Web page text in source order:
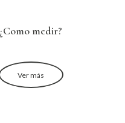
¿Como medir?
Ver más